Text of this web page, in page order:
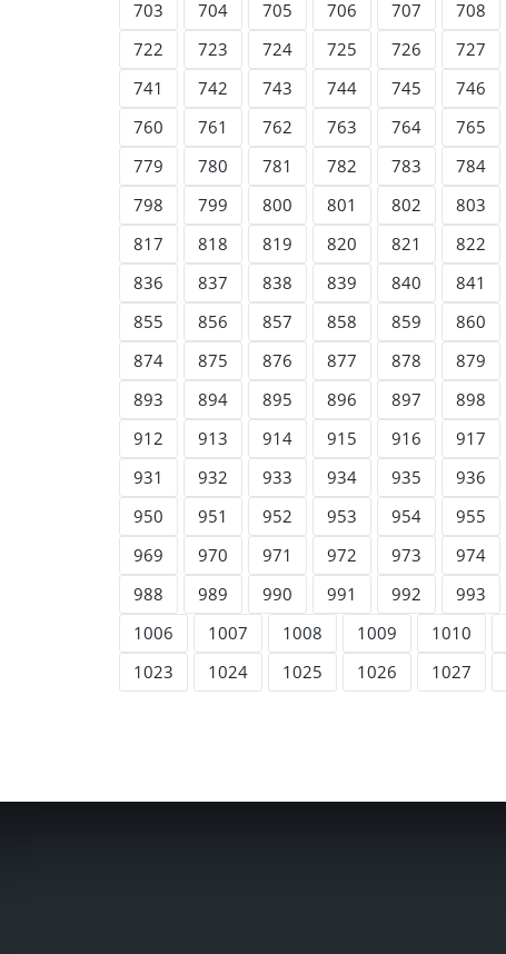
703
704 705 706 707 708
722
723 724 725 726 727
741
742 743 744 745 746
760
761 762 763 764 765
779
780 781 782 783 784
798
799 800 801 802 803
817
818 819 820 821 822
836
837 838 839 840 841
855
856 857 858 859 860
874
875 876 877 878 879
893
894 895 896 897 898
912
913 914 915 916 917
931
932 933 934 935 936
950
951 952 953 954 955
969
970 971 972 973 974
988
989 990 991 992 993
1006
1007 1008 1009 1010
1023
1024 1025 1026 1027